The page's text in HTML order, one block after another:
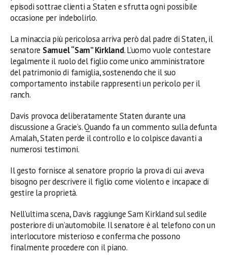
episodi sottrae clienti a Staten e sfrutta ogni possibile
occasione per indebolirlo.
La minaccia più pericolosa arriva però dal padre di Staten, il
senatore Samuel “Sam” Kirkland. L’uomo vuole contestare
legalmente il ruolo del figlio come unico amministratore
del patrimonio di famiglia, sostenendo che il suo
comportamento instabile rappresenti un pericolo per il
ranch.
Davis provoca deliberatamente Staten durante una
discussione a Gracie’s. Quando fa un commento sulla defunta
Amalah, Staten perde il controllo e lo colpisce davanti a
numerosi testimoni.
Il gesto fornisce al senatore proprio la prova di cui aveva
bisogno per descrivere il figlio come violento e incapace di
gestire la proprietà.
Nell’ultima scena, Davis raggiunge Sam Kirkland sul sedile
posteriore di un’automobile. Il senatore è al telefono con un
interlocutore misterioso e conferma che possono
finalmente procedere con il piano.